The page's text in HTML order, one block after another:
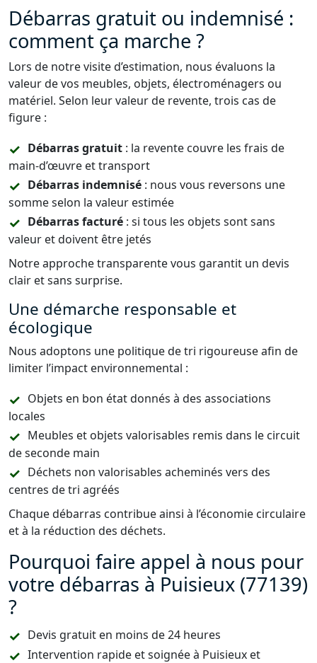
Débarras gratuit ou indemnisé :
comment ça marche ?
Lors de notre visite d’estimation, nous évaluons la
valeur de vos meubles, objets, électroménagers ou
matériel. Selon leur valeur de revente, trois cas de
figure :
Débarras gratuit : la revente couvre les frais de
main-d’œuvre et transport
Débarras indemnisé : nous vous reversons une
somme selon la valeur estimée
Débarras facturé : si tous les objets sont sans
valeur et doivent être jetés
Notre approche transparente vous garantit un devis
clair et sans surprise.
Une démarche responsable et
écologique
Nous adoptons une politique de tri rigoureuse afin de
limiter l’impact environnemental :
Objets en bon état donnés à des associations
locales
Meubles et objets valorisables remis dans le circuit
de seconde main
Déchets non valorisables acheminés vers des
centres de tri agréés
Chaque débarras contribue ainsi à l’économie circulaire
et à la réduction des déchets.
Pourquoi faire appel à nous pour
votre débarras à Puisieux (77139)
?
Devis gratuit en moins de 24 heures
Intervention rapide et soignée à Puisieux et